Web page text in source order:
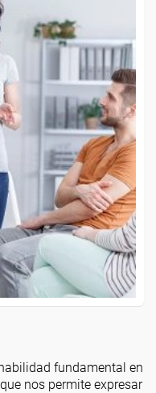
fundamental en
nos permite expresar